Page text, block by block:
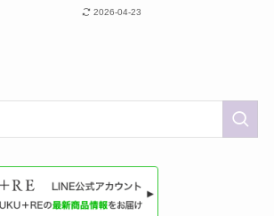
2026-04-23